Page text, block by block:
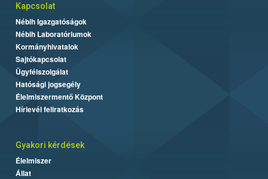
Kapcsolat
Nébih Igazgatóságok
Nébih Laboratóriumok
Kormányhivatalok
Sajtókapcsolat
Ügyfélszolgálat
Hatósági jogsegély
Élelmiszermentő Központ
Hírlevél feliratkozás
Gyakori kérdések
Élelmiszer
Állat